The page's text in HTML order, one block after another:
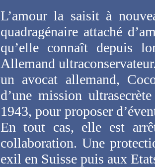
L’amour la saisit à
quadragénaire attaché
qu’elle connaît depuis
Allemand
un avocat allemand,
d’une mission
1943, pour proposer
En tout cas, elle est
collaboration. Une
exil en Suisse puis aux